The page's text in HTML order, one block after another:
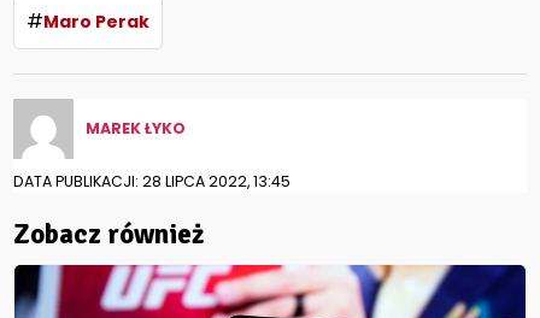
#Maro Perak
MAREK ŁYKO
DATA PUBLIKACJI: 28 LIPCA 2022, 13:45
Zobacz również